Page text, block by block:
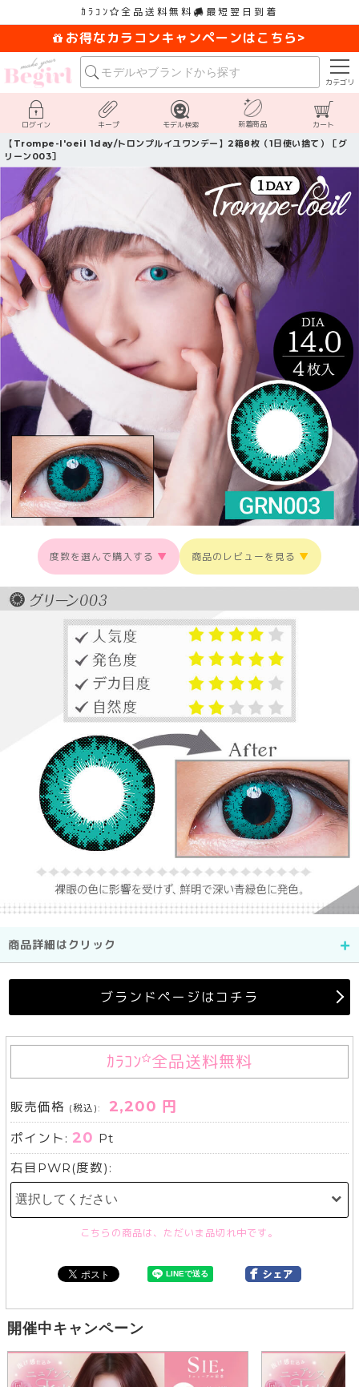
ｶﾗｺﾝ 全品送料無料 最短翌日到着
お得なカラコンキャンペーンはこちら>
カテゴリ
ログイン キープ モデル検索 新着商品 カート
【Trompe-l'oeil 1day/トロンプルイユワンデー】2箱8枚（1日使い捨て）［グ
リーン003］
度数を選んで購入する ▼ 商品のレビューを見る ▼
商品詳細はクリック
ブランドページはコチラ
ｶﾗｺﾝ 全品送料無料
販売価格 (税込): 2,200 円
ポイント: 20 Pt
右目PWR(度数):
こちらの商品は、ただいま品切れ中です。
開催中キャンペーン